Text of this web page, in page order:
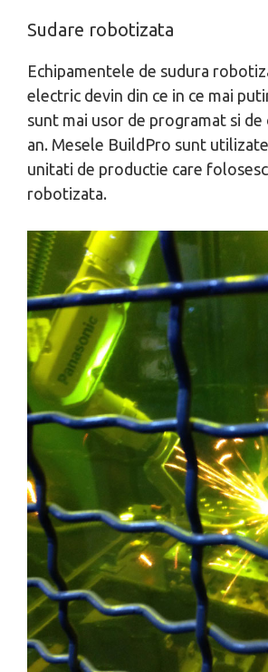
Sudare robotizata
Echipamentele de sudura
electric devin din ce in ce mai
sunt mai usor de programat si de
an. Mesele BuildPro sunt
unitati de productie care
robotizata.